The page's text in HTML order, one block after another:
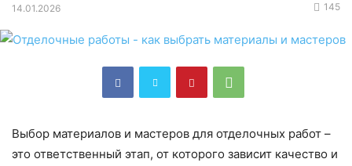
14.01.2026 145
Выбор материалов и мастеров для отделочных работ –
это ответственный этап, от которого зависит качество и